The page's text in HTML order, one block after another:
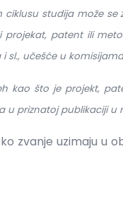
ciklusu studija može
projekat, patent ili
sl., učešće u
kao što je projekt,
u priznatoj publikaciji
zvanje uzimaju u